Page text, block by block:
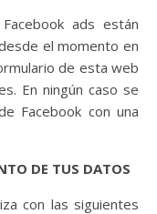
ads están
el momento en
de esta web
En ningún caso se
Facebook con una
DE TUS DATOS
con las siguientes